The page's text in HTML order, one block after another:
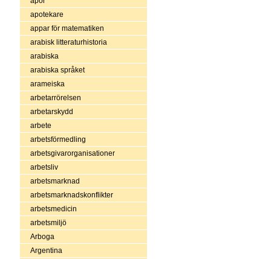
apotekare
appar för matematiken
arabisk litteraturhistoria
arabiska
arabiska språket
arameiska
arbetarrörelsen
arbetarskydd
arbete
arbetsförmedling
arbetsgivarorganisationer
arbetsliv
arbetsmarknad
arbetsmarknadskonflikter
arbetsmedicin
arbetsmiljö
Arboga
Argentina